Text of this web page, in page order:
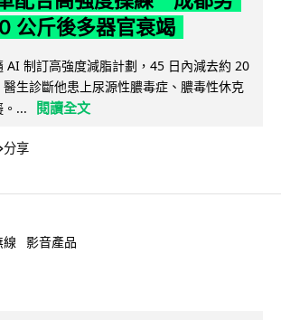
公斤後多器官衰竭
AI 制訂高強度減脂計劃，45 日內減去約 20
生診斷他患上尿源性膿毒症、膿毒性休克
。...
閱讀全文
分享
線 影音產品